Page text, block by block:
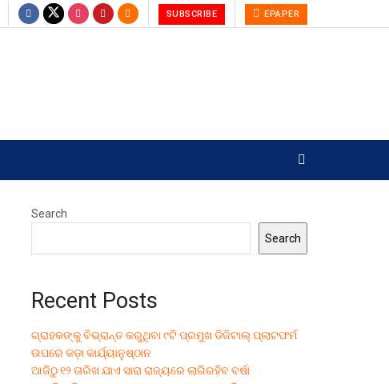
SUBSCRIBE EPAPER
Search
Search
Recent Posts
ଗ୍ରାହକଙ୍କୁ ବିଭ୍ରାନ୍ତ କରୁଥିବା ୯ଟି ପ୍ରମୁଖ ଡିଜିଟାଲ୍ ପ୍ଲାଟଫର୍ମ
ଉପରେ କଡ଼ା କାର୍ଯ୍ୟାନୁଷ୍ଠାନ
ଆଜିଠୁ ୧୨ ତାରିଖ ଯାଏ ସାରା ରାଜ୍ୟରେ ଲାଗିରହିବ ବର୍ଷା